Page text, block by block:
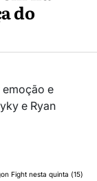
do
emoção e
e Ryan